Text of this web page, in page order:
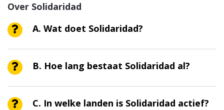
Over Solidaridad
A. Wat doet Solidaridad?
B. Hoe lang bestaat Solidaridad al?
C. In welke landen is Solidaridad actief?